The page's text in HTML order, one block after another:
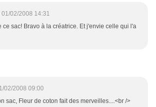
01/02/2008 14:31
ce sac! Bravo à la créatrice. Et j'envie celle qui l'a
02/2008 09:00
sac, Fleur de coton fait des merveilles....<br />